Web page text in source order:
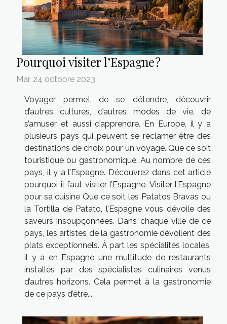
Pourquoi visiter l’Espagne ?
Mar. 24 octobre 2023
Voyager permet de se détendre, découvrir
d’autres cultures, d’autres modes de vie, de
s’amuser et aussi d’apprendre. En Europe, il y a
plusieurs pays qui peuvent se réclamer être des
destinations de choix pour un voyage. Que ce soit
touristique ou gastronomique. Au nombre de ces
pays, il y a l’Espagne. Découvrez dans cet article
pourquoi il faut visiter l’Espagne. Visiter l’Espagne
pour sa cuisine Que ce soit les Patatos Bravas ou
la Tortilla de Patato, l’Espagne vous dévoile des
saveurs insoupçonnées. Dans chaque ville de ce
pays, les artistes de la gastronomie dévoilent des
plats exceptionnels. À part les spécialités locales,
il y a en Espagne une multitude de restaurants
installés par des spécialistes culinaires venus
d’autres horizons. Cela permet à la gastronomie
de ce pays d’être...